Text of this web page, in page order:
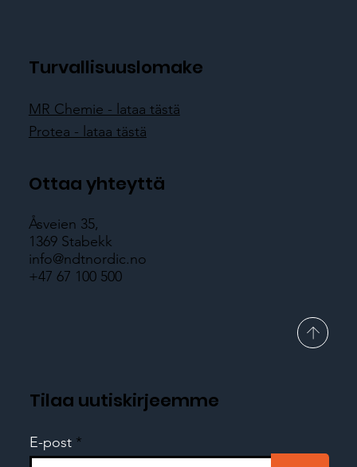
Turvallisuuslomake
MR Chemie - lataa tästä
Protea - lataa tästä
Ottaa yhteyttä
Åsveien 35,
1369 Stabekk
info@ndtnordic.no
+47 67 100 500
Tilaa uutiskirjeemme
E-post